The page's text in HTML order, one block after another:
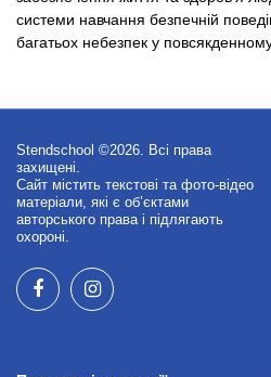
системи навчання безпечній
багатьох небезпек у повсякденному
Stendschool ©2026. Всі права
захищені.
Сайт містить текстові та фото-відео
матеріали, які є об’єктами
авторського права і підлягають
охороні.